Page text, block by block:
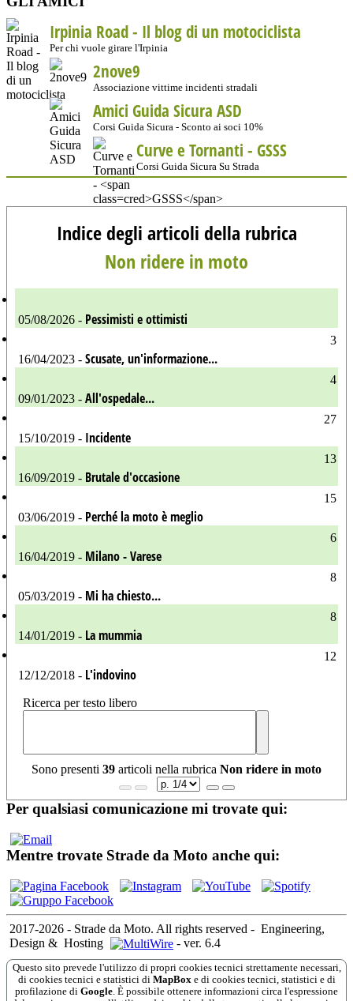
Irpinia Road - Il blog di un motociclista
Per chi vuole girare l'Irpinia
2nove9
Associazione vittime incidenti stradali
Amici Guida Sicura ASD
Corsi Guida Sicura - Sconto ai soci 10%
Curve e Tornanti - GSSS
Corsi Guida Sicura Su Strada
Indice degli articoli della rubrica
Non ridere in moto
05/08/2026 - Pessimisti e ottimisti
3
16/04/2023 - Scusate, un'informazione...
4
09/01/2023 - All'ospedale...
27
15/10/2019 - Incidente
13
16/09/2019 - Brutale d'occasione
15
03/06/2019 - Perché la moto è meglio
6
16/04/2019 - Milano - Varese
8
05/03/2019 - Mi ha chiesto...
8
14/01/2019 - La mummia
12
12/12/2018 - L'indovino
Ricerca per testo libero
Sono presenti 39 articoli nella rubrica Non ridere in moto
Per qualsiasi comunicazione mi trovate qui:
Mentre trovate Strade da Moto anche qui:
2017-2026 - Strade da Moto. All rights reserved - Engineering,
Design & Hosting - ver. 6.4
Questo sito prevede l'utilizzo di propri cookies tecnici strettamente necessari,
di cookies tecnici e statistici di MapBoxe di cookies tecnici, statistici e di
profilazione di Google. È possibile ottenere informazioni circa l'espressione